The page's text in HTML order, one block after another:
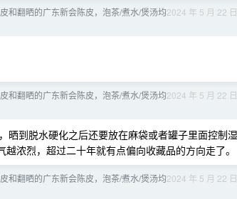
2024 年 5 月 22 日
和翻晒的广东新会陈皮，泡茶/煮水/煲汤均
2024 年 5 月 22 日
和翻晒的广东新会陈皮，泡茶/煮水/煲汤均
晒到脱水硬化之后还要放在麻袋或者罐子里面控制湿
浓烈，超过二十年就有点偏向收藏品的方向走了。
2024 年 5 月 22 日
和翻晒的广东新会陈皮，泡茶/煮水/煲汤均